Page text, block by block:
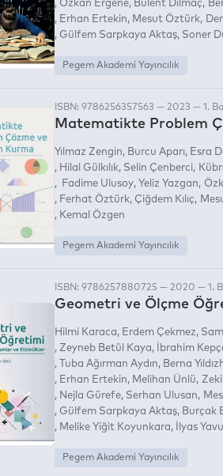
Özkan Ergene
Bülent Dilmaç
Erhan Ertekin
Mesut Öztürk
Gülfem Sarpkaya Aktaş Soner
Pegem Akademi Yayıncılık
ISBN: 9786256357563 — 2023 — 1.
Matematikte Problem
Yılmaz Zengin Burcu Aparı Esra
Hilal Gülkılık Selin Çenberci
Fadime Ulusoy Yeliz Yazgan
Ferhat Öztürk Çiğdem Kılıç
Kemal Özgen
Pegem Akademi Yayıncılık
ISBN: 9786257880725 — 2020 — 1.
Geometri ve Ölçme
Hilmi Karaca Erdem Çekmez
Zeyneb Betül Kaya
İbrahim
Tuba Ağırman Aydın
Berna
Erhan Ertekin
Melihan Ünlü
Nejla Gürefe Serhan Ulusan
Gülfem Sarpkaya Aktaş
Burçak
Melike Yiğit Koyunkara
İlyas
Pegem Akademi Yayıncılık